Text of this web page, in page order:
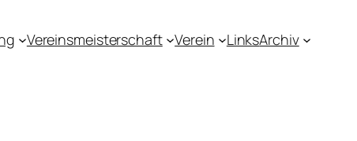
Vereinsmeisterschaft Verein LinksArchiv